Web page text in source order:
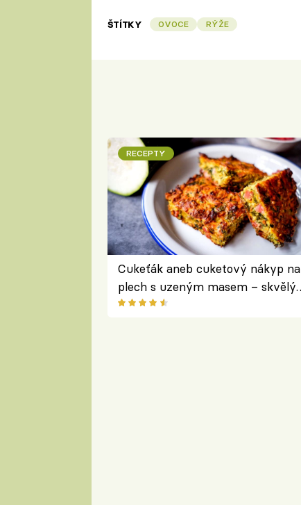
ŠTÍTKY OVOCE RÝŽE
RECEPTY
Cukeťák aneb cuketový nákyp na
plech s uzeným masem – skvělý
způsob, jak zpracovat přerostlé